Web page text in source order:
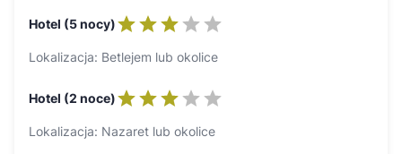
Hotel (5 nocy)
Lokalizacja: Betlejem lub okolice
Hotel (2 noce)
Lokalizacja: Nazaret lub okolice